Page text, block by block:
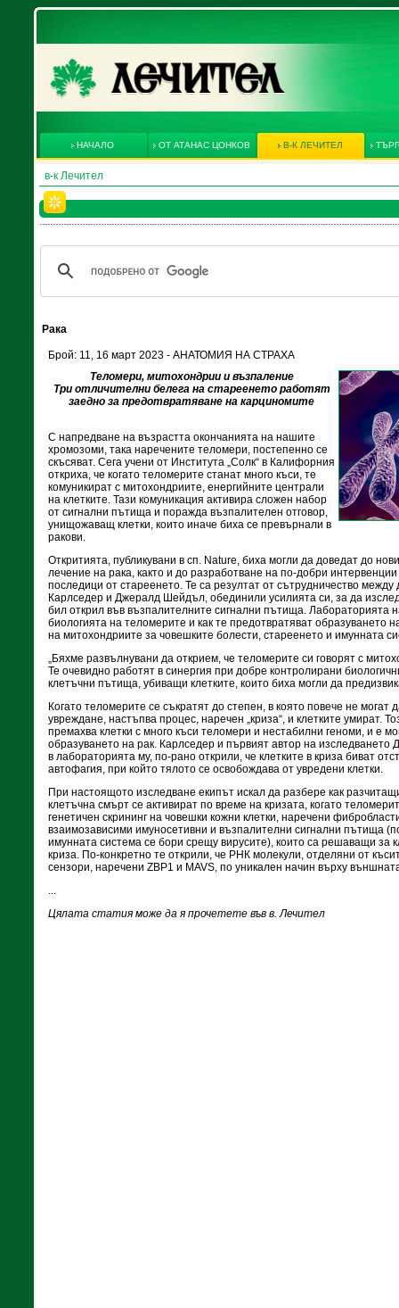
НАЧАЛО ОТ АТАНАС ЦОНКОВ В-К ЛЕЧИТЕЛ
в-к Лечител
Рака
Брой: 11, 16 март 2023 - АНАТОМИЯ НА СТРАХА
Теломери, митохондрии и възпаление
Три отличителни белега на стареенето работят
заедно за предотвратяване на карциномите
С напредване на възрастта окончанията на нашите
хромозоми, така наречените теломери, постепенно се
скъсяват. Сега учени от Института „Солк“ в Калифорния
откриха, че когато теломерите станат много къси, те
комуникират с митохондриите, енергийните централи
на клетките. Тази комуникация активира сложен набор
от сигнални пътища и поражда възпалителен отговор,
унищожаващ клетки, които иначе биха се превърнали в
ракови.
Откритията, публикувани в сп. Nature, биха могли да доведат до
лечение на рака, както и до разработване на по-добри
последици от стареенето. Те са резултат от сътрудничество
Карлседер и Джералд Шейдъл, обединили усилията си, за да
бил открил във възпалителните сигнални пътища. Лабораторията
биологията на теломерите и как те предотвратяват образуването
на митохондриите за човешките болести, стареенето и имунната
„Бяхме развълнувани да открием, че теломерите си говорят с
Те очевидно работят в синергия при добре контролирани
клетъчни пътища, убиващи клетките, които биха могли да
Когато теломерите се съкратят до степен, в която повече не могат
увреждане, настъпва процес, наречен „криза“, и клетките умират.
премахва клетки с много къси теломери и нестабилни геноми, и е
образуването на рак. Карлседер и първият автор на
в лабораторията му, по-рано открили, че клетките в криза биват
автофагия, при който тялото се освобождава от увредени клетки.
При настоящото изследване екипът искал да разбере как
клетъчна смърт се активират по време на кризата, когато
генетичен скрининг на човешки кожни клетки, наречени
взаимозависими имуносетивни и възпалителни сигнални пътища
имунната система се бори срещу вирусите), които са решаващи за
криза. По-конкретно те открили, че РНК молекули, отделяни от
сензори, наречени ZBP1 и MAVS, по уникален начин върху
...
Цялата статия може да я прочетете във в. Лечител